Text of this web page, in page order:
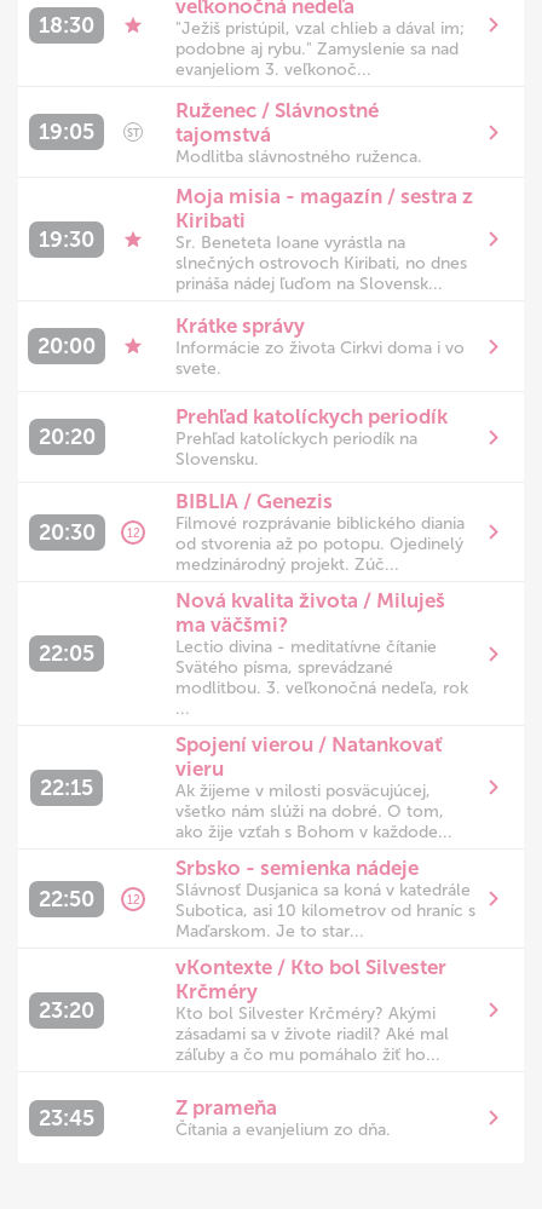
Františka. Predsedať bude kardinál
Claudio Gugerotti, bývalý prefekt
Dikastéria pre východné cirkvi.
18:30
veľkonočná nedeľa
"Ježiš pristúpil, vzal chlieb a dával im;
podobne aj rybu." Zamyslenie sa nad
evanjeliom 3. veľkonoč...
19:05 ST
Ruženec / Slávnostné
tajomstvá
Modlitba slávnostného ruženca.
19:30
Moja misia - magazín / sestra z
Kiribati
Sr. Beneteta Ioane vyrástla na
slnečných ostrovoch Kiribati, no dnes
prináša nádej ľuďom na Slovensk...
20:00
Krátke správy
Informácie zo života Cirkvi doma i vo
svete.
20:20
Prehľad katolíckych periodík
Prehľad katolíckych periodík na
Slovensku.
20:30 12
BIBLIA / Genezis
Filmové rozprávanie biblického diania
od stvorenia až po potopu. Ojedinelý
medzinárodný projekt. Zúč...
22:05
Nová kvalita života / Miluješ
ma väčšmi?
Lectio divina - meditatívne čítanie
Svätého písma, sprevádzané
modlitbou. 3. veľkonočná nedeľa, rok
...
22:15
Spojení vierou / Natankovať
vieru
Ak žijeme v milosti posväcujúcej,
všetko nám slúži na dobré. O tom,
ako žije vzťah s Bohom v každode...
22:50 12
Srbsko - semienka nádeje
Slávnosť Dusjanica sa koná v katedrále
Subotica, asi 10 kilometrov od hraníc s
Maďarskom. Je to star...
23:20
vKontexte / Kto bol Silvester
Krčméry
Kto bol Silvester Krčméry? Akými
zásadami sa v živote riadil? Aké mal
záľuby a čo mu pomáhalo žiť ho...
23:45 Z prameňa
Čítania a evanjelium zo dňa.